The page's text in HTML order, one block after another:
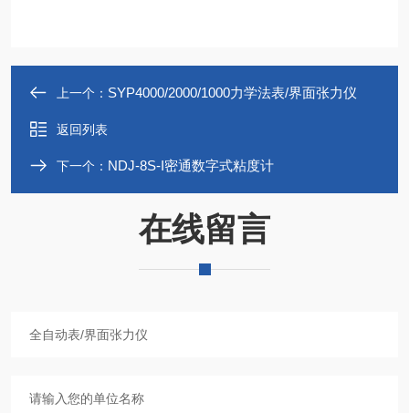
上一个： SYP4000/2000/1000力学法表/界面张力仪
返回列表
下一个： NDJ-8S-I密通数字式粘度计
在线留言